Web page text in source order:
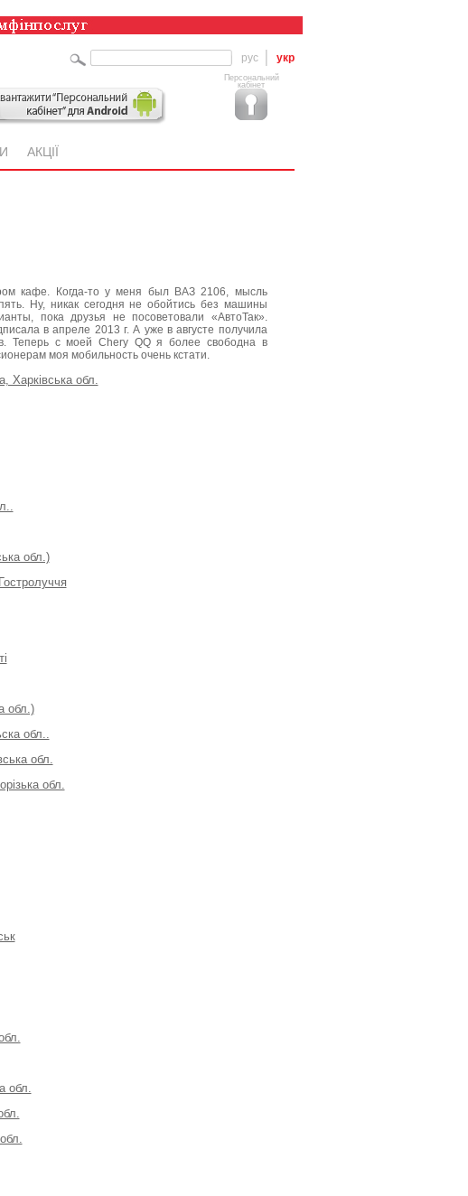
рус укр
Персональний
кабінет
АКЦІЇ
кафе. Когда-то у меня был ВАЗ 2106, мысль
Ну, никак сегодня не обойтись без машины
пока друзья не посоветовали «АвтоТак».
в апреле 2013 г. А уже в августе получила
Теперь с моей Chery QQ я более свободна в
моя мобильность очень кстати.
Харківська обл.
обл.)
обл.)
обл..
обл.
обл.
обл.